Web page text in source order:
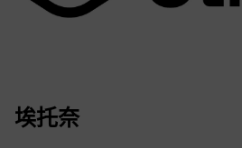
埃托奈